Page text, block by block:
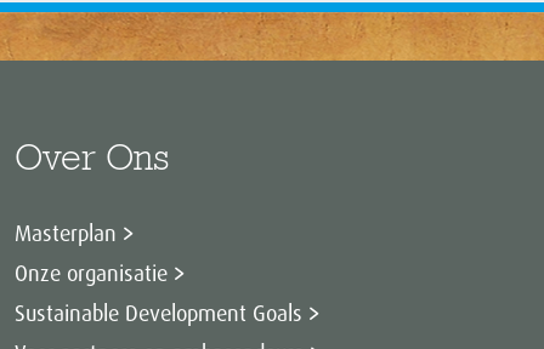
Over Ons
Masterplan
Onze organisatie
Sustainable Development Goals